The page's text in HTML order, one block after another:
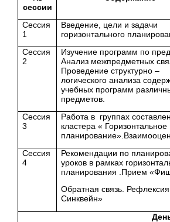
сессии
Сессия
1
Введение, цели и задачи
горизонтального
Сессия
2
Изучение программ по
Анализ межпредметных
Проведение структурно –
логического анализа
учебных программ
предметов.
Сессия
3
Работа в группах
кластера « Горизонтальное
Сессия
4
Рекомендации по
уроков в рамках
планирования .Прием
Обратная связь.
Синквейн»